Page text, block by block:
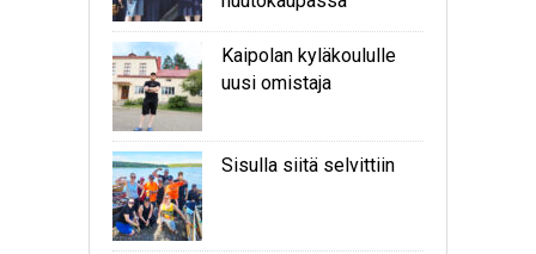
Kaipolan kyläkoululle
uusi omistaja
Sisulla siitä selvittiin